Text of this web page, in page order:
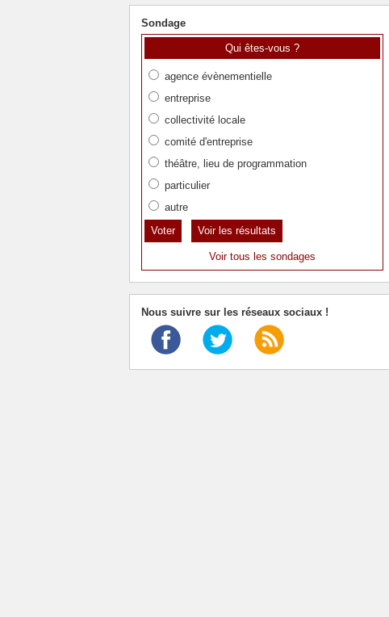
Sondage
Qui êtes-vous ?
agence évènementielle
entreprise
collectivité locale
comité d'entreprise
théâtre, lieu de programmation
particulier
autre
Voir les résultats
Voir tous les sondages
Nous suivre sur les réseaux sociaux !